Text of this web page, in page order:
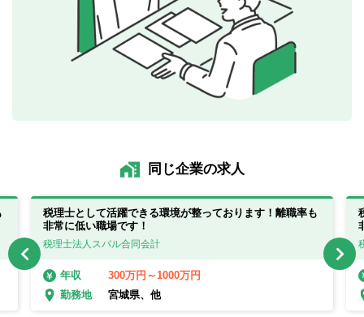
同じ企業の求人
税理士として活躍できる環境が整っております！離職率も
非常に低い職場です！
税理士法人スバル合同会計
年収
300万円～1000万円
勤務地
宮城県、他